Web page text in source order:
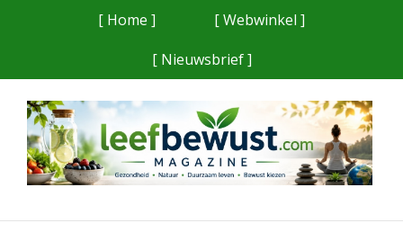
[ Home ]
[ Webwinkel ]
[ Nieuwsbrief ]